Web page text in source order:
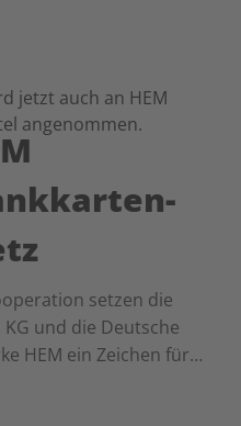
setzen die
und die Deutsche
HEM ein Zeichen für